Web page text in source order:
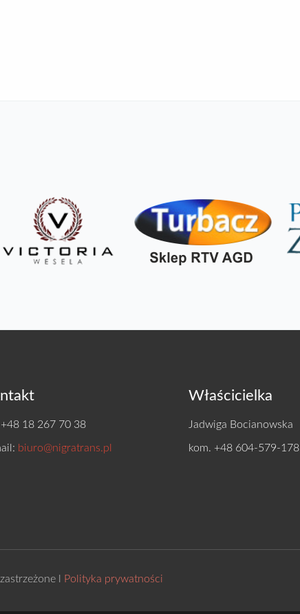
+48 18 267 70 38
biuro@nigratrans.pl
Właścicielka
Jadwiga Bocianowska
kom. +48 604-579-178
l Polityka prywatności